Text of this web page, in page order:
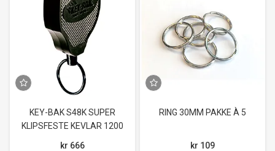
KEY-BAK S48K SUPER
KLIPSFESTE KEVLAR 1200
kr 666
RING 30MM PAKKE À 5
kr 109